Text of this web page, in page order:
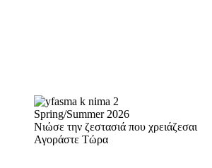
Spring/Summer 2026
Νιώσε την ζεστασιά που χρειάζεσαι
Αγοράστε Τώρα